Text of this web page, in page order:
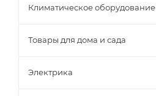
Климатическое оборудование
Товары для дома и сада
Электрика